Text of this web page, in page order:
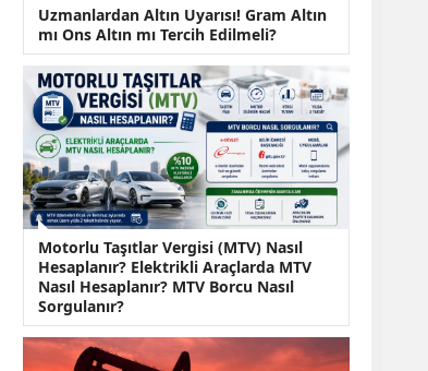
Temmuz 2026 Maaş
Zammı Netleşiyor!
Memur, Emekli ve
Sosyal Yardımlarda
Yeni Oranlar
KOSGEB’den
KOBİ’lere Dev
Finansman Hamlesi:
36 Ay Vadeli 30
Milyon TL Destek
Emekli Maaşlarında
Temmuz Hesabı:
Zam Oranı ve Taban
Aylık İçin Yeni
Uzmanlardan Altın Uyarısı! Gram Altın
mı Ons Altın mı Tercih Edilmeli?
Motorlu Taşıtlar Vergisi (MTV) Nasıl
Hesaplanır? Elektrikli Araçlarda MTV
Nasıl Hesaplanır? MTV Borcu Nasıl
Sorgulanır?